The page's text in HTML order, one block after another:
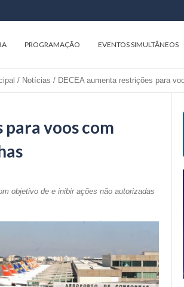
PROGRAMAÇÃO EVENTOS SIMULTÂNEOS
/ Notícias / DECEA aumenta restrições para
voos com
objetivo de e inibir ações não autorizadas